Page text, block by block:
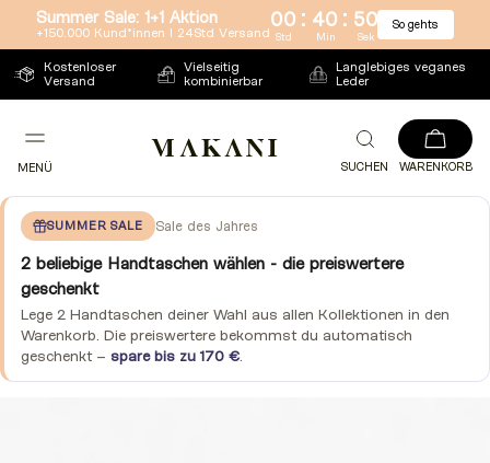
Direkt
zum
Inhalt
Summer Sale: 1+1 Aktion
+150.000 Kund*innen l 24Std Versand
00 : 40 : 50
Std Min Sek
So gehts
Kostenloser
Versand
Vielseitig
kombinierbar
Langlebiges veganes
Leder
MENÜ SUCHEN WARENKORB
SUMMER SALE Sale des Jahres
2 beliebige Handtaschen wählen - die preiswertere
geschenkt
Lege 2 Handtaschen deiner Wahl aus allen Kollektionen in den
Warenkorb. Die preiswertere bekommst du automatisch
geschenkt – spare bis zu 170 €